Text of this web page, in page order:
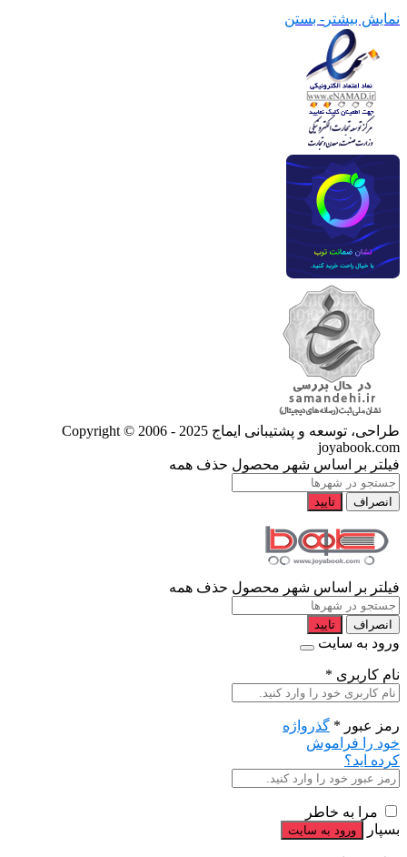
نمایش بیشتر - بستن
طراحی، توسعه و پشتیبانی ایماج Copyright © 2006 - 2025
joyabook.com
فیلتر بر اساس شهر محصول حذف همه
انصراف تایید
فیلتر بر اساس شهر محصول حذف همه
انصراف تایید
ورود به سایت
نام کاربری *
رمز عبور * گذرواژه
خود را فراموش
کرده اید؟
مرا به خاطر
بسپار